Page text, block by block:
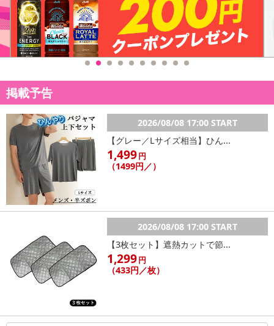
掲載予告
2026/08/08 17:00 START
【グレー／Lサイズ相当】ひん...
1,499円
（1499円／）
2026/08/08 17:00 START
【3枚セット】遮熱カットで節...
1,299円
（433円／枚）